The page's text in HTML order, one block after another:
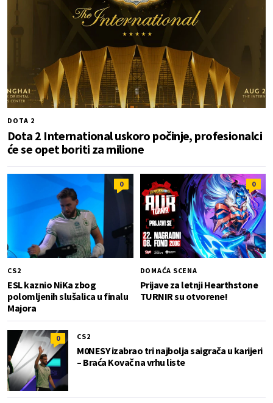
DOTA 2
Dota 2 International uskoro počinje, profesionalci
će se opet boriti za milione
0
CS2
ESL kaznio NiKa zbog
polomljenih slušalica u finalu
Majora
0
DOMAĆA SCENA
Prijave za letnji Hearthstone
TURNIR su otvorene!
0 CS2
M0NESY izabrao tri najbolja saigrača u karijeri
– Braća Kovač na vrhu liste